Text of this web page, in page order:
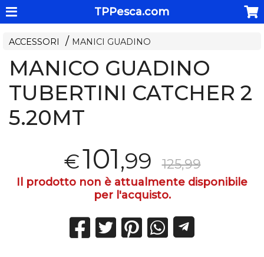
TPPesca.com
ACCESSORI MANICI GUADINO
MANICO GUADINO
TUBERTINI CATCHER 2
5.20MT
€101,99 125,99
Il prodotto non è attualmente disponibile
per l'acquisto.